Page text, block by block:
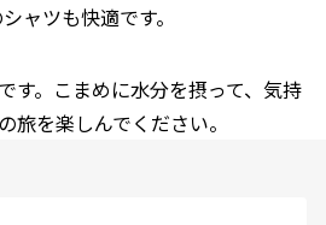
ャツも快適です。
す。こまめに水分を摂って、気持
旅を楽しんでください。